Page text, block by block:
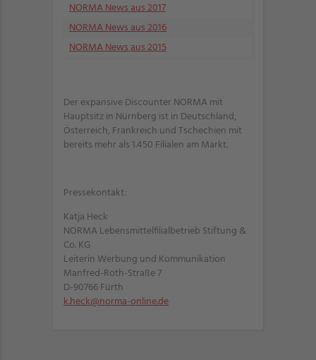
NORMA News aus 2017
NORMA News aus 2016
NORMA News aus 2015
Der expansive Discounter NORMA mit
Hauptsitz in Nürnberg ist in Deutschland,
Österreich, Frankreich und Tschechien mit
bereits mehr als 1.450 Filialen am Markt.
Pressekontakt:
Katja Heck
NORMA Lebensmittelfilialbetrieb Stiftung &
Co. KG
Leiterin Werbung und Kommunikation
Manfred-Roth-Straße 7
D-90766 Fürth
k.heck@norma-online.de